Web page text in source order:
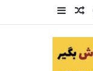
ورود مقاله تصادفی